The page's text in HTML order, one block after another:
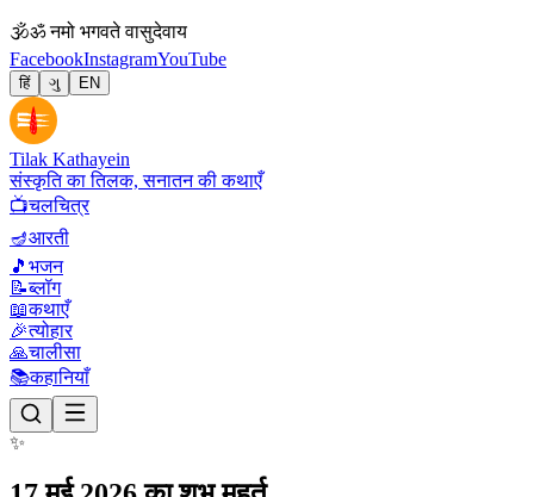
🕉ॐ नमो भगवते वासुदेवाय
FacebookInstagramYouTube
हिं ગુ EN
Tilak Kathayein
संस्कृति का तिलक, सनातन की कथाएँ
📺चलचित्र
🪔आरती
🎵 भजन
📝ब्लॉग
📖कथाएँ
🎉त्योहार
🙏चालीसा
📚कहानियाँ
✨